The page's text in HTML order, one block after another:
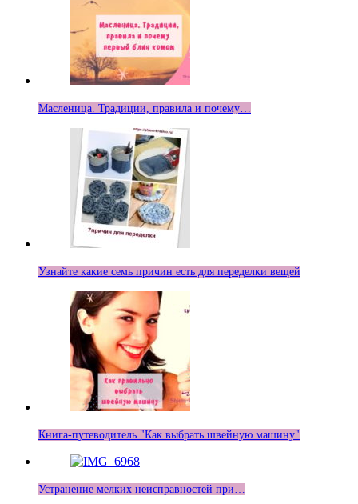
Масленица. Традиции, правила и почему…
Узнайте какие семь причин есть для переделки вещей
Книга-путеводитель "Как выбрать швейную машину"
Устранение мелких неисправностей при…